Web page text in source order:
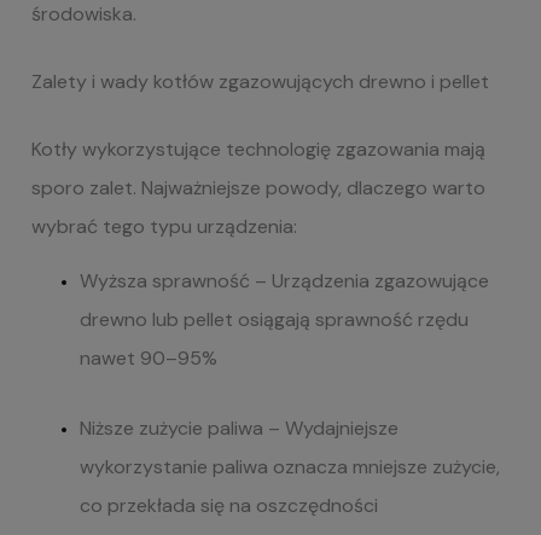
środowiska.
Zalety i wady kotłów zgazowujących drewno i pellet
Kotły wykorzystujące technologię zgazowania mają
sporo zalet. Najważniejsze powody, dlaczego warto
wybrać tego typu urządzenia:
Wyższa sprawność – Urządzenia zgazowujące
drewno lub pellet osiągają sprawność rzędu
nawet 90–95%
Niższe zużycie paliwa – Wydajniejsze
wykorzystanie paliwa oznacza mniejsze zużycie,
co przekłada się na oszczędności